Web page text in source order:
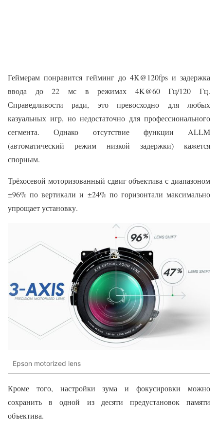
Геймерам понравится гейминг до 4K@120fps и задержка
ввода до 22 мс в режимах 4K@60 Гц/120 Гц.
Справедливости ради, это превосходно для любых
казуальных игр, но недостаточно для профессионального
сегмента. Однако отсутствие функции ALLM
(автоматический режим низкой задержки) кажется
спорным.
Трёхосевой моторизованный сдвиг объектива с диапазоном
±96% по вертикали и ±24% по горизонтали максимально
упрощает установку.
Epson motorized lens
Кроме того, настройки зума и фокусировки можно
сохранить в одной из десяти предустановок памяти
объектива.